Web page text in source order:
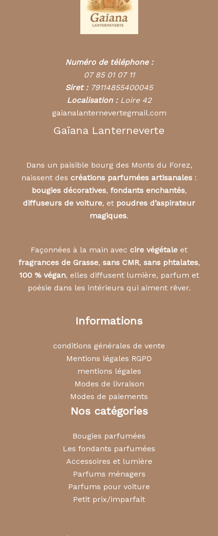
Numéro de téléphone :
07 85 01 07 11
Siret : 79114855400045
Localisation :Loire 42
gaianalanternevertegmail.com
Gaïana Lanterneverte
Dans un paisible bourg des Monts du Forez,
naissent des créations parfumées artisanales :
bougies décoratives, fondants enchantés,
diffuseurs de voiture, et poudres d’aspirateur
magiques.
Façonnées à la main avec cire végétale et
fragrances de Grasse, sans CMR, sans phtalates,
100 % végan, elles diffusent lumière, parfum et
poésie dans les intérieurs qui aiment rêver.
Informations
conditions générales de vente
Mentions légales RGPD
mentions légales
Modes de livraison
Modes de paiements
Nos catégories
Bougies parfumées
Les fondants parfumées
Accessoires et lumière
Parfums ménagers
Parfums pour voiture
Petit prix/imparfait